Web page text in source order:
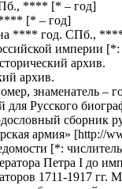
**** [* – год]
**** [* – год]
на **** год. СПб.,
империи [*:
архив.
архив.
знаменатель –
для Русского
сборник
армия» [http://
[*:
Петра I до
1711-1917 гг.